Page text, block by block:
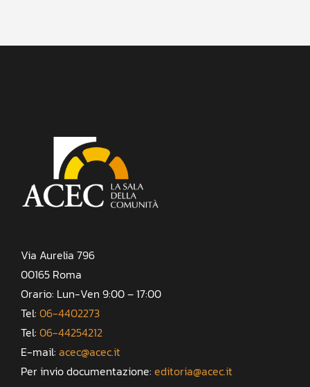
Via Aurelia 796
00165 Roma
Orario: Lun-Ven 9:00 – 17:00
Tel: 06-4402273
Tel: 06-44254212
E-mail: acec@acec.it
Per invio documentazione: editoria@acec.it